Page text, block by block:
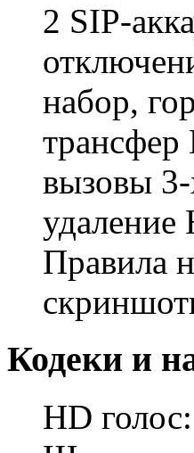
2 SIP-
набор,
трансфер
вызовы
удаление
Правила
Кодеки и
HD